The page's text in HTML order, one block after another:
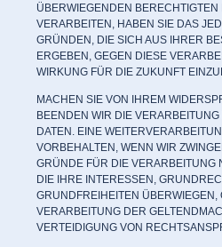
ÜBERWIEGENDEN BERECHTIGTEN
VERARBEITEN, HABEN SIE DAS
GRÜNDEN, DIE SICH AUS IHRER
ERGEBEN, GEGEN DIESE
WIRKUNG FÜR DIE ZUKUNFT
MACHEN SIE VON IHREM
BEENDEN WIR DIE
DATEN. EINE
VORBEHALTEN, WENN WIR
GRÜNDE FÜR DIE VERARBEITUNG
DIE IHRE INTERESSEN,
GRUNDFREIHEITEN ÜBERWIEGEN,
VERARBEITUNG DER
VERTEIDIGUNG VON